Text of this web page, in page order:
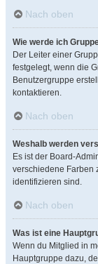
Nach oben
Wie werde ich
Der Leiter einer
festgelegt, wenn die
Benutzergruppe
kontaktieren.
Nach oben
Weshalb werden
Es ist der Board-
verschiedene Farben
identifizieren sind.
Nach oben
Was ist eine
Wenn du Mitglied in
Hauptgruppe dazu,